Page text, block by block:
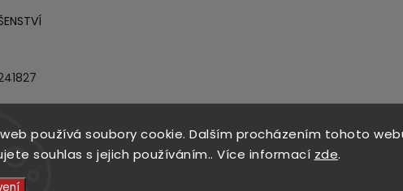
používá soubory cookie. Dalším procházením tohoto
souhlas s jejich používáním.. Více informací zde.